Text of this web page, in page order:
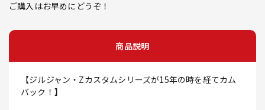
ご購入はお早めにどうぞ！
商品説明
【ジルジャン・Zカスタムシリーズが15年の時を経てカム
バック！】